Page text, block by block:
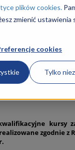
plików cookies.
zmienić ustawienia
cookies
Tylko
(Kurs
BPO.02,
kursy
zgodnie z